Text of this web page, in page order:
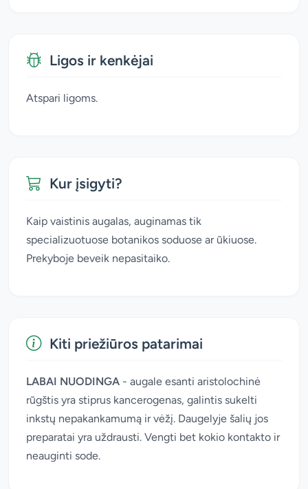
Ligos ir kenkėjai
Atspari ligoms.
Kur įsigyti?
Kaip vaistinis augalas, auginamas tik
specializuotuose botanikos soduose ar ūkiuose.
Prekyboje beveik nepasitaiko.
Kiti priežiūros patarimai
LABAI NUODINGA - augale esanti aristolochinė
rūgštis yra stiprus kancerogenas, galintis sukelti
inkstų nepakankamumą ir vėžį. Daugelyje šalių jos
preparatai yra uždrausti. Vengti bet kokio kontakto ir
neauginti sode.